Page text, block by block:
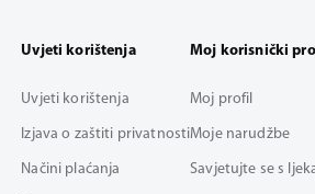
Uvjeti korištenja
Uvjeti korištenja
Izjava o zaštiti privatnosti
Načini plaćanja
Moj korisnički
Moj profil
Moje narudžbe
Savjetujte se s